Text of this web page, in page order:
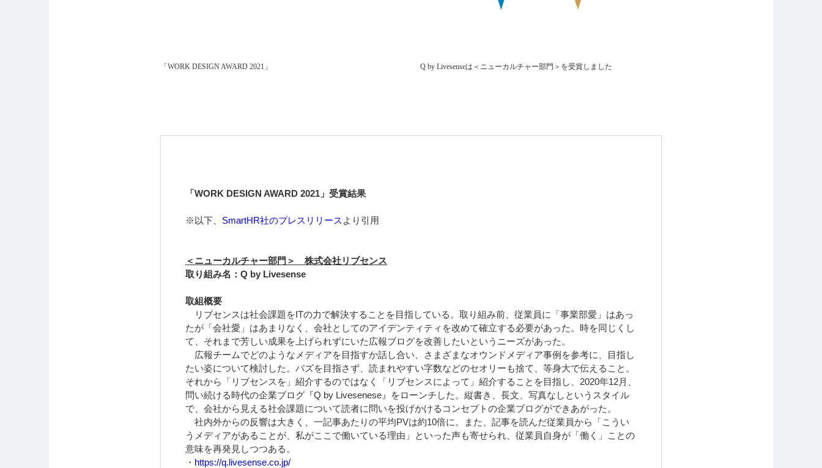
「WORK DESIGN AWARD 2021」 Q by Livesenseは＜ニューカルチャー部門＞を受賞しました
「WORK DESIGN AWARD 2021」受賞結果
※以下、 SmartHR社のプレスリリース より引用
＜ニューカルチャー部門＞ 株式会社リブセンス
取り組み名：Q by Livesense
取組概要
リブセンスは社会課題をITの力で解決することを目指している。取り組み前、従業員に「事業部愛」はあっ
たが「会社愛」はあまりなく、会社としてのアイデンティティを改めて確立する必要があった。時を同じくし
て、それまで芳しい成果を上げられずにいた広報ブログを改善したいというニーズがあった。
広報チームでどのようなメディアを目指すか話し合い、さまざまなオウンドメディア事例を参考に、目指し
たい姿について検討した。バズを目指さず、読まれやすい字数などのセオリーも捨て、等身大で伝えること。
それから「リブセンスを」紹介するのではなく「リブセンスによって」紹介することを目指し、2020年12月、
問い続ける時代の企業ブログ『Q by Livesenese』をローンチした。縦書き、長文、写真なしというスタイル
で、会社から見える社会課題について読者に問いを投げかけるコンセプトの企業ブログができあがった。
社内外からの反響は大きく、一記事あたりの平均PVは約10倍に。また、記事を読んだ従業員から「こうい
うメディアがあることが、私がここで働いている理由」といった声も寄せられ、従業員自身が「働く」ことの
意味を再発見しつつある。
・ https://q.livesense.co.jp/